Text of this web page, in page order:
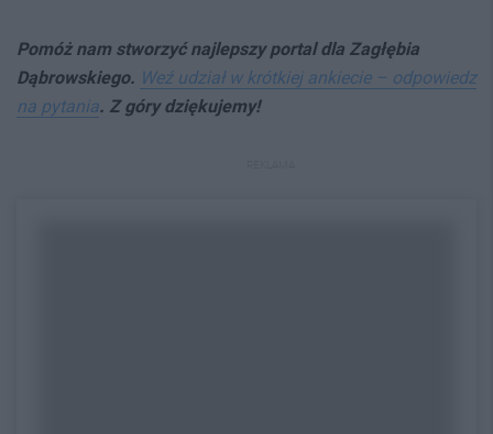
Pomóż nam stworzyć najlepszy portal dla Zagłębia
Dąbrowskiego. Weź udział w krótkiej ankiecie – odpowiedz
na pytania. Z góry dziękujemy!